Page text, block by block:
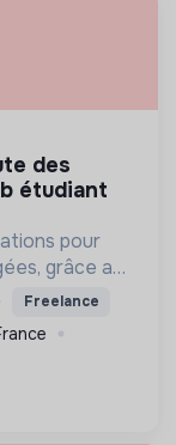
étudiant
pour
grâce aux
Freelance